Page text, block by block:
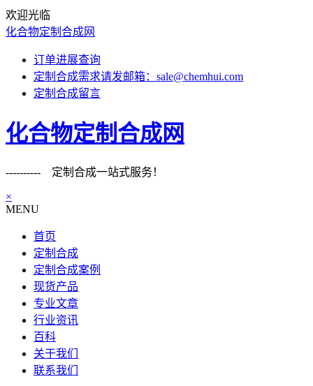
欢迎光临
化合物定制合成网
订单进展查询
定制合成需求请发邮箱：sale@chemhui.com
定制合成留言
化合物定制合成网
---------- 定制合成一站式服务！
×
MENU
首页
定制合成
定制合成案例
现货产品
专业文章
行业资讯
百科
关于我们
联系我们